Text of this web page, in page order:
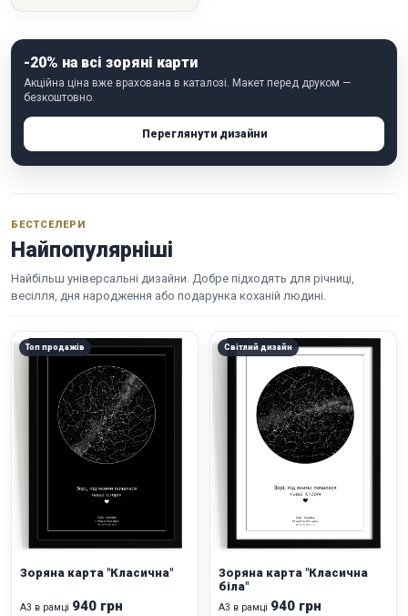
-20% на всі зоряні карти
Акційна ціна вже врахована в каталозі. Макет перед друком —
безкоштовно.
Переглянути дизайни
БЕСТСЕЛЕРИ
Найпопулярніші
Найбільш універсальні дизайни. Добре підходять для річниці,
весілля, дня народження або подарунка коханій людині.
Топ продажів
Зоряна карта "Класична"
А3 в рамці 940 грн
Світлий дизайн
Зоряна карта "Класична
біла"
А3 в рамці 940 грн